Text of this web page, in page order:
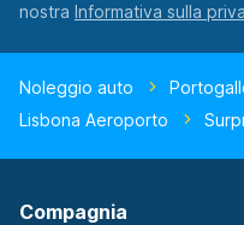
nostra
Noleggio auto
Lisbona Aeroporto
Compagnia